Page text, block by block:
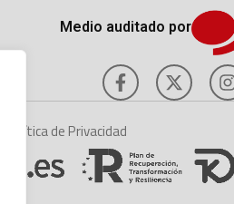
Medio auditado por
Política de Privacidad